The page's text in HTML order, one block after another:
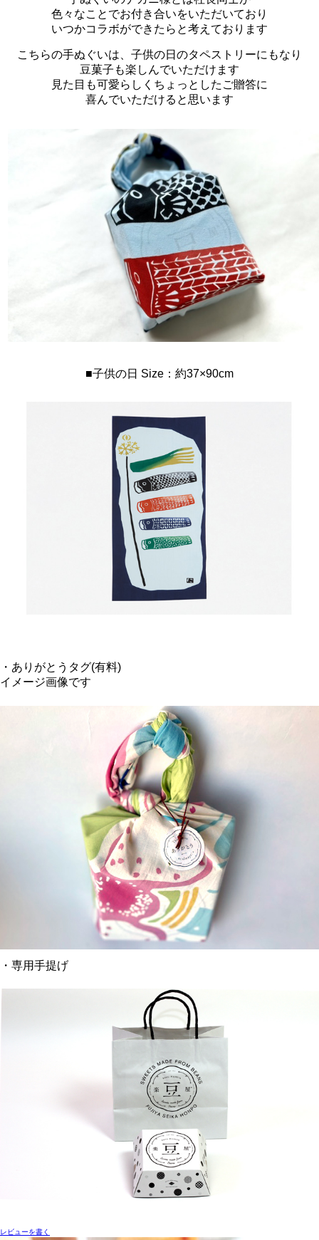
色々なことでお付き合いをいただいており
いつかコラボができたらと考えております
こちらの手ぬぐいは、子供の日のタペストリーにもなり
豆菓子も楽しんでいただけます
見た目も可愛らしくちょっとしたご贈答に
喜んでいただけると思います
■子供の日 Size：約37×90cm
・ありがとうタグ(有料)
イメージ画像です
・専用手提げ
レビューを書く